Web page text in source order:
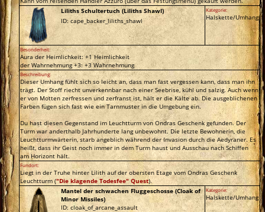
Liliths Schultertuch (Liliths Shawl)
ID: cape_backer_liliths_shawl
Kategorie:
Halskette/Umhang
Besonderheit:
Aura der Heimlichkeit: +1 Heimlichkeit
der Wahrnehmung +3: +3 Wahrnehmung
Beschreibung:
Dieser Umhang fühlt sich so leicht an, dass man fast vergessen kann, dass man ihn
trägt. Der Stoff riecht unverkennbar nach einer Seebrise, kühl und salzig. Auch wenn
er von Motten zerfressen und zerfranst ist, hält er die Kälte ab. Die ausgeblichenen
Farben fügen sich fast wie ein Tarnmuster in die Umgebung ein.
Du hast diesen Gegenstand im Leuchtturm von Ondras Geschenk gefunden. Der
Turm war anderthalb Jahrhunderte lang unbewohnt. Die letzte Bewohnerin, die
Leuchtturmwärterin, starb angeblich während der Invasion durch die Aedyraner. Es
heißt, dass ihr Geist noch immer in dem Turm haust und Ausschau nach Schiffen
am Horizont hält.
Fundort:
Liegt in der Truhe hinter Lilith auf der obersten Etage vom Ondras Geschenk
Leuchtturm ("Die klagende Todesfee" Quest).
Mantel der schwachen Fluggeschosse (Cloak of
Minor Missiles)
ID: cloak_of_arcane_assault
Kategorie:
Halskette/Umhang